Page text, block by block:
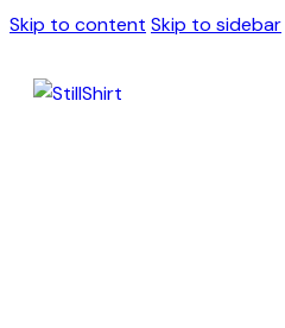
Skip to content Skip to sidebar